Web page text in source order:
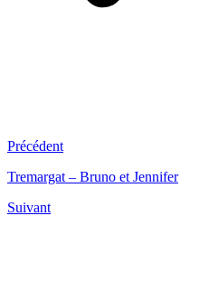
Précédent
Tremargat – Bruno et Jennifer
Suivant